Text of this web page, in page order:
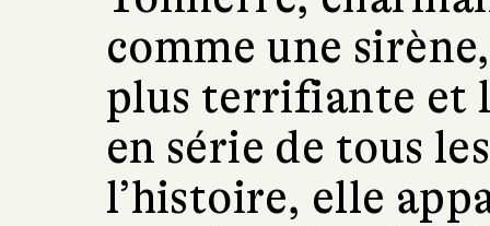
comme une
plus terrifiante et
en série de tous
l’histoire, elle